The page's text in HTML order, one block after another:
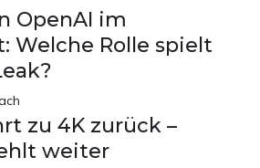
OpenAI im
Welche Rolle spielt
zu 4K zurück –
weiter